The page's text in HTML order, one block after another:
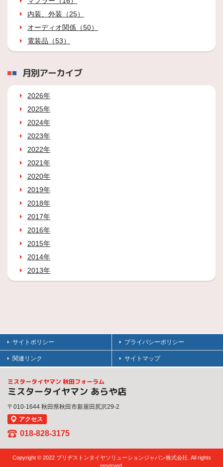
内装、外装（25）
オーディオ関係（50）
電装品（53）
月別アーカイブ
2026年
2025年
2024年
2023年
2022年
2021年
2020年
2019年
2018年
2017年
2016年
2015年
2014年
2013年
サイトポリシー プライバシーポリシー
関連リンク サイトマップ
ミスタータイヤマン 秋田フォーラム
ミスタータイヤマン あらや店
〒010-1644 秋田県秋田市新屋田尻沢29-2
アクセス
018-828-3175
Copyright © 2022 ブリヂストンタイヤソリューションジャパン株式会社. All rights
reserved.